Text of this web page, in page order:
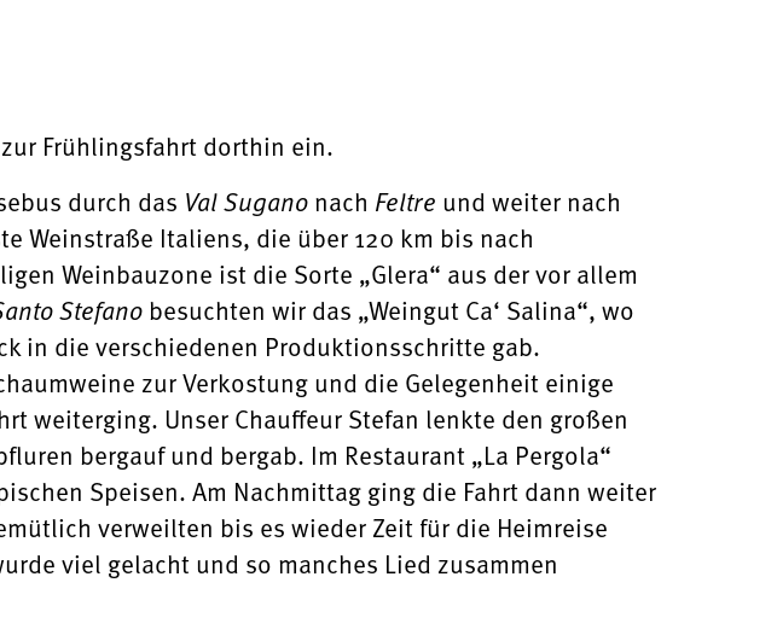
Frühlingsfahrt dorthin ein.
durch das Val Sugano nach Feltre und weiter nach
Weinstraße Italiens, die über 120 km bis nach
Weinbauzone ist die Sorte „Glera“ aus der vor allem
Stefanobesuchten wir das „Weingut Ca‘ Salina“, wo
in die verschiedenen Produktionsschritte gab.
zur Verkostung und die Gelegenheit einige
weiterging. Unser Chauffeur Stefan lenkte den großen
bergauf und bergab. Im Restaurant „La Pergola“
Speisen. Am Nachmittag ging die Fahrt dann weiter
verweilten bis es wieder Zeit für die Heimreise
viel gelacht und so manches Lied zusammen